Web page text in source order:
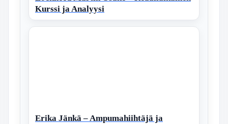
Kurssi ja Analyysi
Erika Jänkä – Ampumahiihtäjä ja